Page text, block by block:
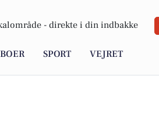
- direkte i din indbakke
SPORT VEJRET